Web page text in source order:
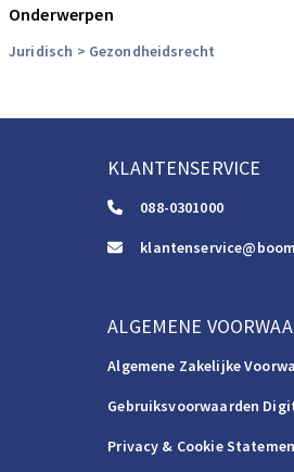
Onderwerpen
Juridisch > Gezondheidsrecht
KLANTENSERVICE
088-0301000
ALGEMENE
Algemene Zakelijke
Gebruiksvoorwaarden
Privacy & Cookie